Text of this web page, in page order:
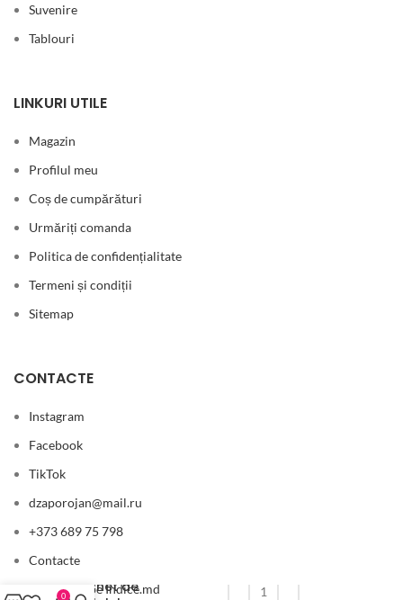
Suvenire
Tablouri
LINKURI UTILE
Magazin
Profilul meu
Coș de cumpărături
Urmăriți comanda
Politica de confidențialitate
Termeni și condiții
Sitemap
CONTACTE
Instagram
Facebook
TikTok
dzaporojan@mail.ru
+373 689 75 798
Contacte
Compania pe Indice.md
Buchet de
0